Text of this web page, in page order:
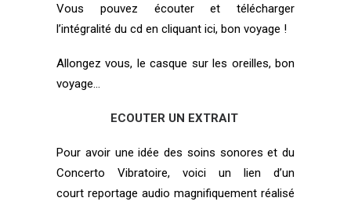
Vous pouvez écouter et télécharger
l’intégralité du cd en cliquant ici, bon voyage !
Allongez vous, le casque sur les oreilles, bon
voyage…
ECOUTER UN EXTRAIT
Pour avoir une idée des soins sonores et du
Concerto Vibratoire, voici un lien d’un
court reportage audio magnifiquement réalisé